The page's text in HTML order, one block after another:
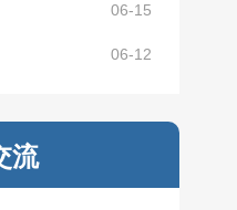
06-15
06-12
流